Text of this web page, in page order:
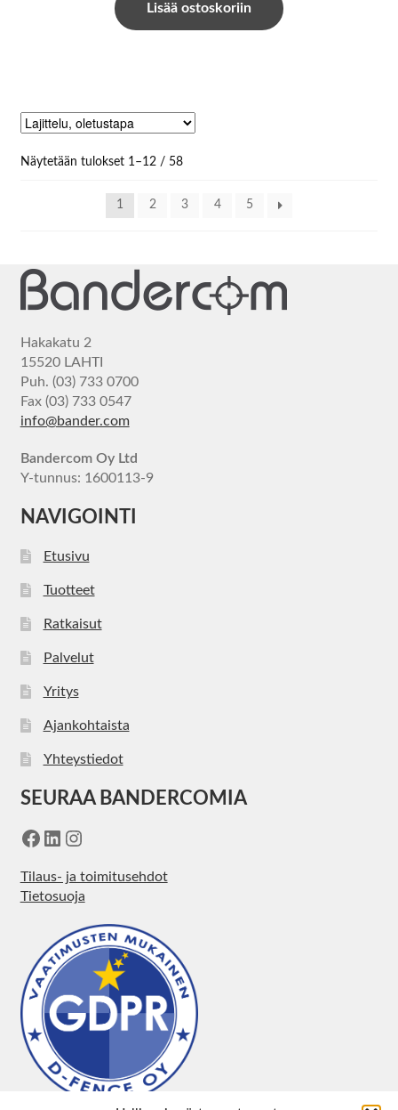
Lisää ostoskoriin
Näytetään tulokset 1–12 / 58
1 2 3 4 5
Hakakatu 2
15520 LAHTI
Puh. (03) 733 0700
Fax (03) 733 0547
info@bander.com
Bandercom Oy Ltd
Y-tunnus: 1600113-9
NAVIGOINTI
Etusivu
Tuotteet
Ratkaisut
Palvelut
Yritys
Ajankohtaista
Yhteystiedot
SEURAA BANDERCOMIA
Facebook
LinkedIn
Instagram
Tilaus- ja toimitusehdot
Tietosuoja